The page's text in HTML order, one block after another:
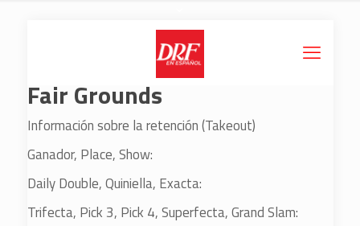
Fair Grounds
Información sobre la retención (Takeout)
Ganador, Place, Show:
Daily Double, Quiniella, Exacta:
Trifecta, Pick 3, Pick 4, Superfecta, Grand Slam: